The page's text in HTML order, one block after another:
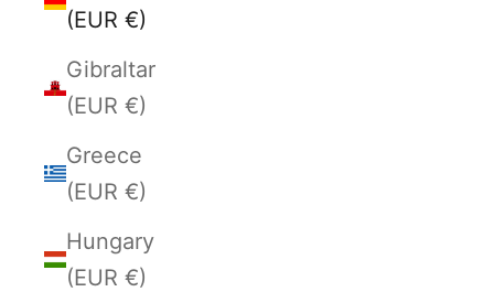
(EUR €)
Gibraltar
(EUR €)
Greece
(EUR €)
Hungary
(EUR €)